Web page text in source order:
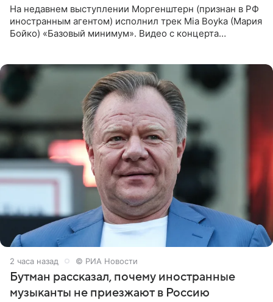
На недавнем выступлении Моргенштерн (признан в РФ
иностранным агентом) исполнил трек Mia Boyka (Мария
Бойко) «Базовый минимум». Видео с концерта
2 часа назад © РИА Новости
Бутман рассказал, почему иностранные
музыканты не приезжают в Россию